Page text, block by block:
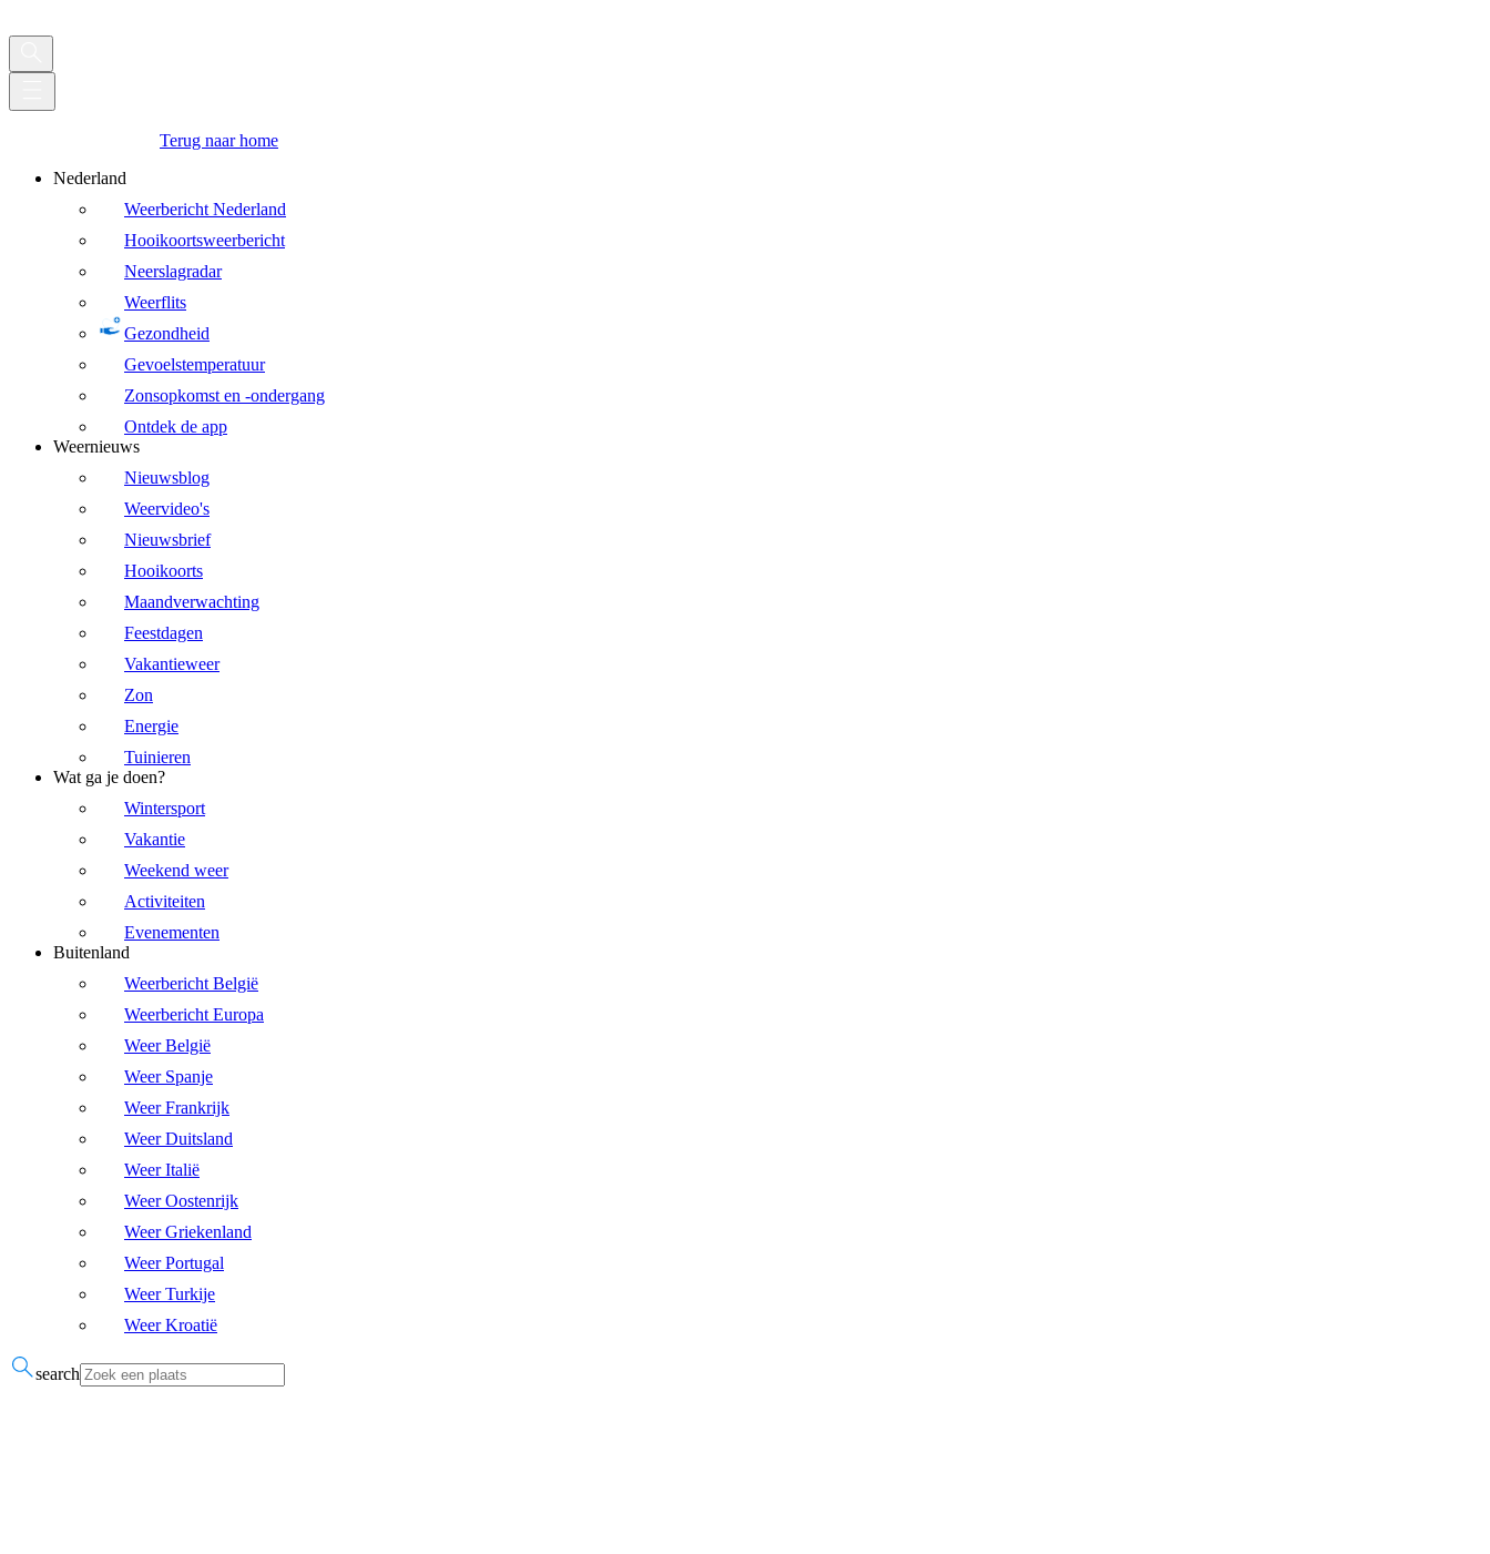
Terug naar home
Nederland
Weerbericht Nederland
Hooikoortsweerbericht
Neerslagradar
Weerflits
Gezondheid
Gevoelstemperatuur
Zonsopkomst en -ondergang
Ontdek de app
Weernieuws
Nieuwsblog
Weervideo's
Nieuwsbrief
Hooikoorts
Maandverwachting
Feestdagen
Vakantieweer
Zon
Energie
Tuinieren
Wat ga je doen?
Wintersport
Vakantie
Weekend weer
Activiteiten
Evenementen
Buitenland
Weerbericht België
Weerbericht Europa
Weer België
Weer Spanje
Weer Frankrijk
Weer Duitsland
Weer Italië
Weer Oostenrijk
Weer Griekenland
Weer Portugal
Weer Turkije
Weer Kroatië
search